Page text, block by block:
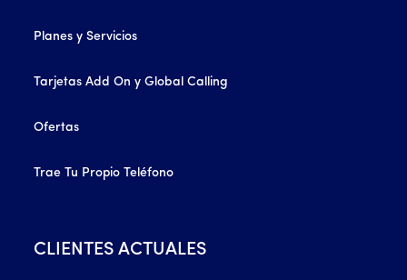
Planes y Servicios
Tarjetas Add On y Global Calling
Ofertas
Trae Tu Propio Teléfono
CLIENTES ACTUALES